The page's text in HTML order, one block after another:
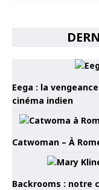
Eega : la
cinéma indien
Catwoman – À
Backrooms : notre